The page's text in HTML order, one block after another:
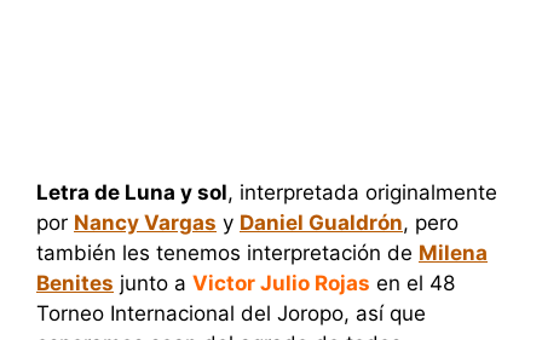
Letra de Luna y sol, interpretada originalmente
por Nancy Vargas y Daniel Gualdrón, pero
también les tenemos interpretación de Milena
Benites junto a Victor Julio Rojas en el 48
Torneo Internacional del Joropo, así que